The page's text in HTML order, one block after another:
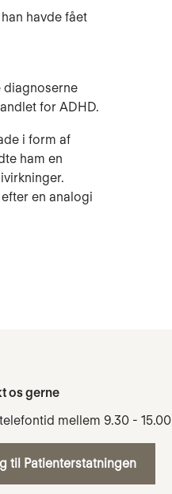
havde fået
diagnoserne
for ADHD.
i form af
ham en
en analogi
os gerne
mellem 9.30 - 15.00
til Patienterstatningen